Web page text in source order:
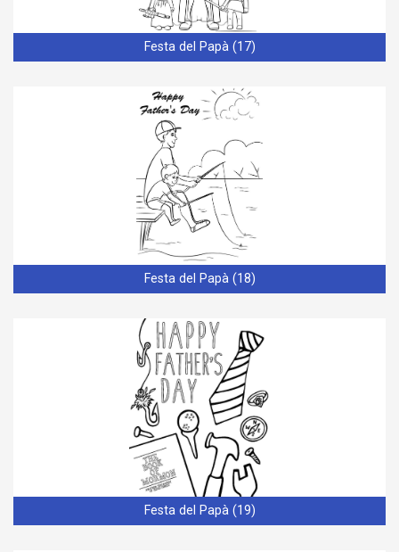
Festa del Papà (17)
Festa del Papà (18)
Festa del Papà (19)